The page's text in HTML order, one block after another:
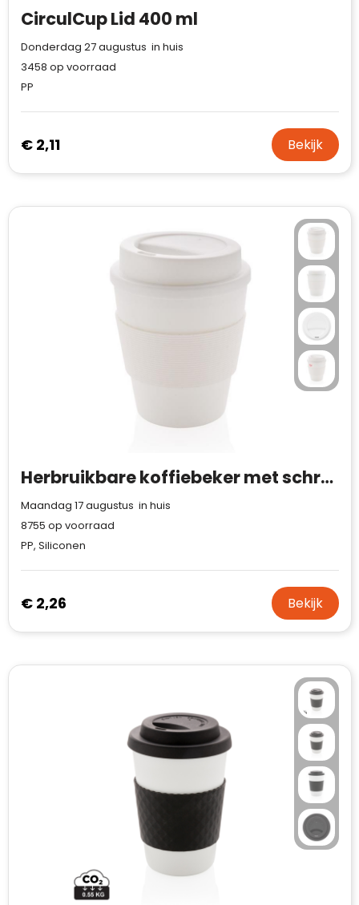
CirculCup Lid 400 ml
Donderdag 27 augustus in huis
3458 op voorraad
PP
€ 2,11 Bekijk
Herbruikbare koffiebeker met schroefdop 350ml
Maandag 17 augustus in huis
8755 op voorraad
PP, Siliconen
€ 2,26 Bekijk